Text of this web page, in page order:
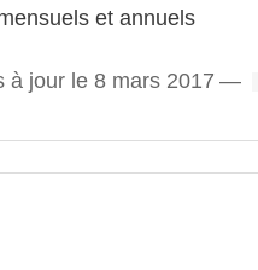
et annuels
à jour le 8 mars 2017